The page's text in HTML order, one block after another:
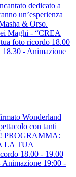
dedicato a
un’esperienza
& Orso.
Maghi - “CREA
foto ricordo 18.00
18.30 - Animazione
Wonderland
con tanti
PROGRAMMA:
LA TUA
18.00 - 19.00
Animazione 19:00 -